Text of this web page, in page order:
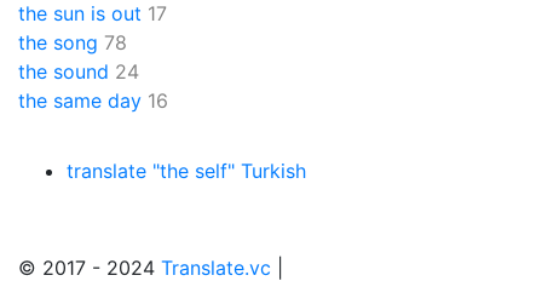
the sun is out 17
the song 78
the sound 24
the same day 16
translate "the self" Turkish
© 2017 - 2024 Translate.vc